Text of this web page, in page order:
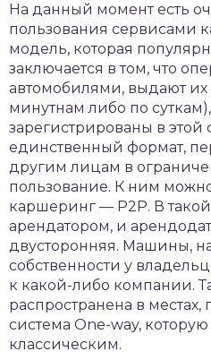
На данный момент есть
пользования сервисами
модель, которая
заключается в том, что
автомобилями, выдают
минутнам либо по
зарегистрированы в этой
единственный формат,
другим лицам в
пользование. К ним
каршеринг — P2P. В
арендатором, и
двусторонняя. Машины,
собственности у
к какой-либо компании.
распространена в
система One-way, которую
классическим.